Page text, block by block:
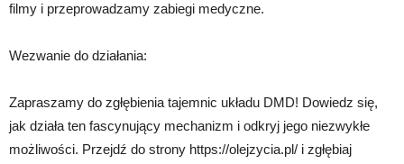
filmy i przeprowadzamy zabiegi medyczne.
Wezwanie do działania:
Zapraszamy do zgłębienia tajemnic układu DMD! Dowiedz się,
jak działa ten fascynujący mechanizm i odkryj jego niezwykłe
możliwości. Przejdź do strony https://olejzycia.pl/ i zgłębiaj